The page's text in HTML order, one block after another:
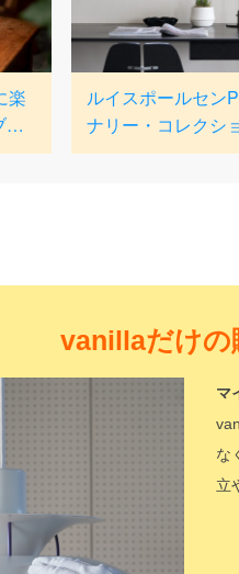
vanillaだけの
マ
な
立